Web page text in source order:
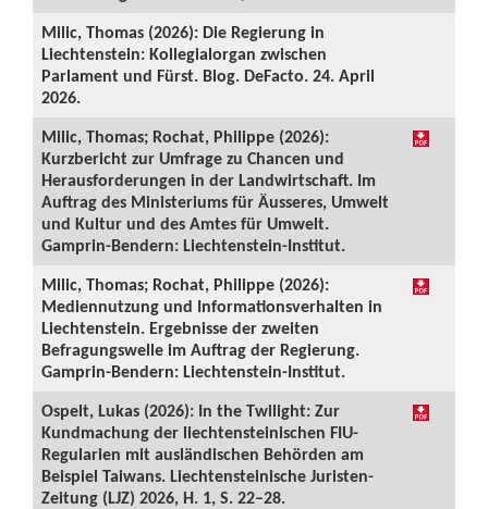
Milic, Thomas (2026): Die Regierung in
Liechtenstein: Kollegialorgan zwischen
Parlament und Fürst. Blog. DeFacto. 24. April
2026.
Milic, Thomas; Rochat, Philippe (2026):
Kurzbericht zur Umfrage zu Chancen und
Herausforderungen in der Landwirtschaft. Im
Auftrag des Ministeriums für Äusseres, Umwelt
und Kultur und des Amtes für Umwelt.
Gamprin-Bendern: Liechtenstein-Institut.
Milic, Thomas; Rochat, Philippe (2026):
Mediennutzung und Informationsverhalten in
Liechtenstein. Ergebnisse der zweiten
Befragungswelle im Auftrag der Regierung.
Gamprin-Bendern: Liechtenstein-Institut.
Ospelt, Lukas (2026): In the Twilight: Zur
Kundmachung der liechtensteinischen FIU-
Regularien mit ausländischen Behörden am
Beispiel Taiwans. Liechtensteinische Juristen-
Zeitung (LJZ) 2026, H. 1, S. 22–28.